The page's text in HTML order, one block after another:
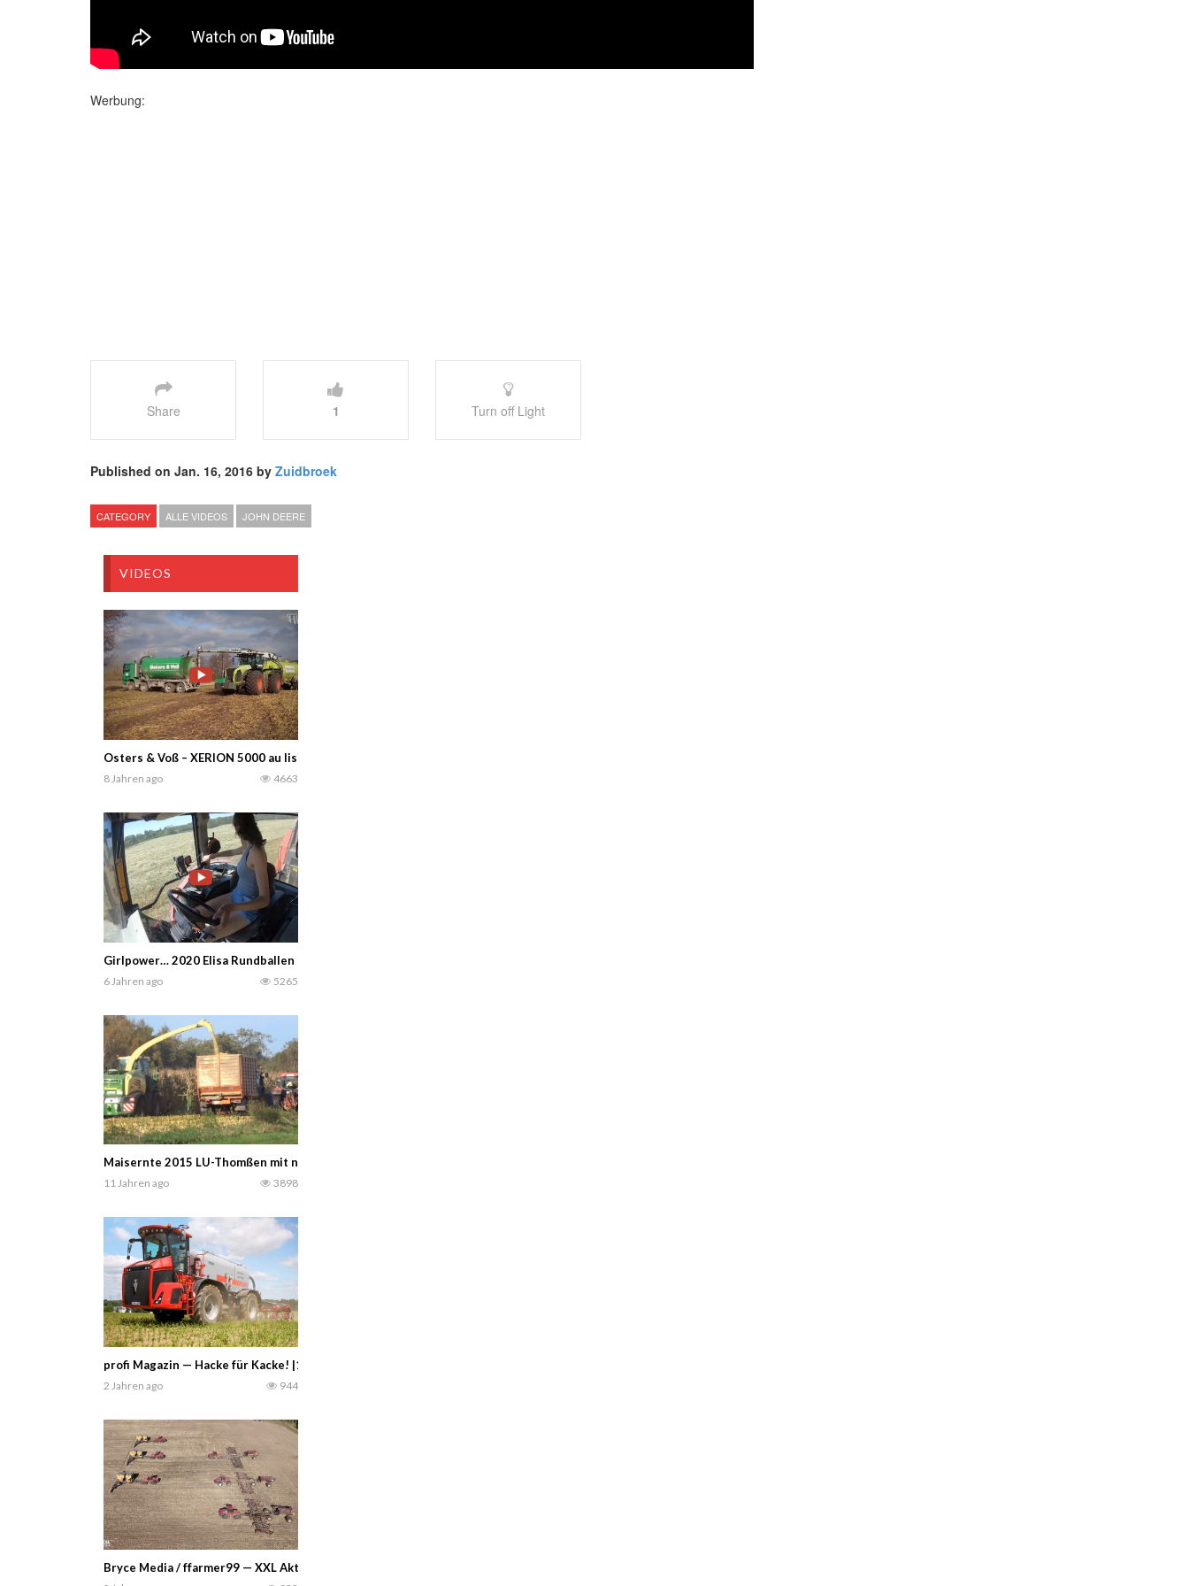
Werbung:
Share 1 Turn off Light
Published on Jan. 16, 2016 by Zuidbroek
CATEGORY ALLE VIDEOS JOHN DEERE
VIDEOS
Osters & Voß – XERION 5000 au lisier / Gülle ausbringen / Slurry / Drijfmest uitrijden — HLG machinery
8 Jahren ago 4663
Girlpower… 2020 Elisa Rundballen pressen mit einem Massey Ferguson und einer Kuhn Ballenpresse… ..
6 Jahren ago 5265
Maisernte 2015 LU-Thomßen mit neuem Krone Maishäcksler. Niedersachsen/Ostfriesland. -87MrRabbit-
11 Jahren ago 3898
profi Magazin — Hacke für Kacke! |13 Tonnen Gülle im Selbstfahrer – Holmer SecatFlex SL im exklusiven Video!
2 Jahren ago 944
Bryce Media / ffarmer99 — XXL Aktion mit 6 Case IH Quadtracs — Hier habe ich eine kleine Zusammenfassung aus der Aussaat 2024 bei Rousseau Creek Farms in Nord Alberta